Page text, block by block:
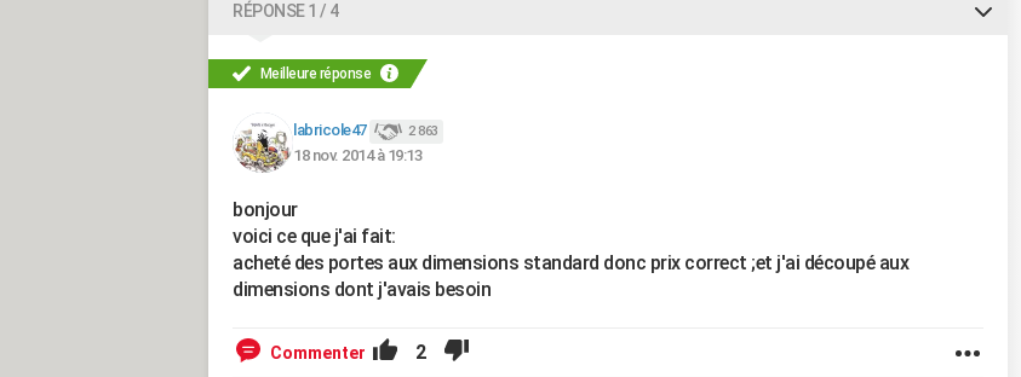
RÉPONSE 1 / 4
Meilleure réponse
labricole47 2 863
18 nov. 2014 à 19:13
bonjour
voici ce que j'ai fait:
acheté des portes aux dimensions standard donc prix correct ;et j'ai découpé aux
dimensions dont j'avais besoin
Commenter 2